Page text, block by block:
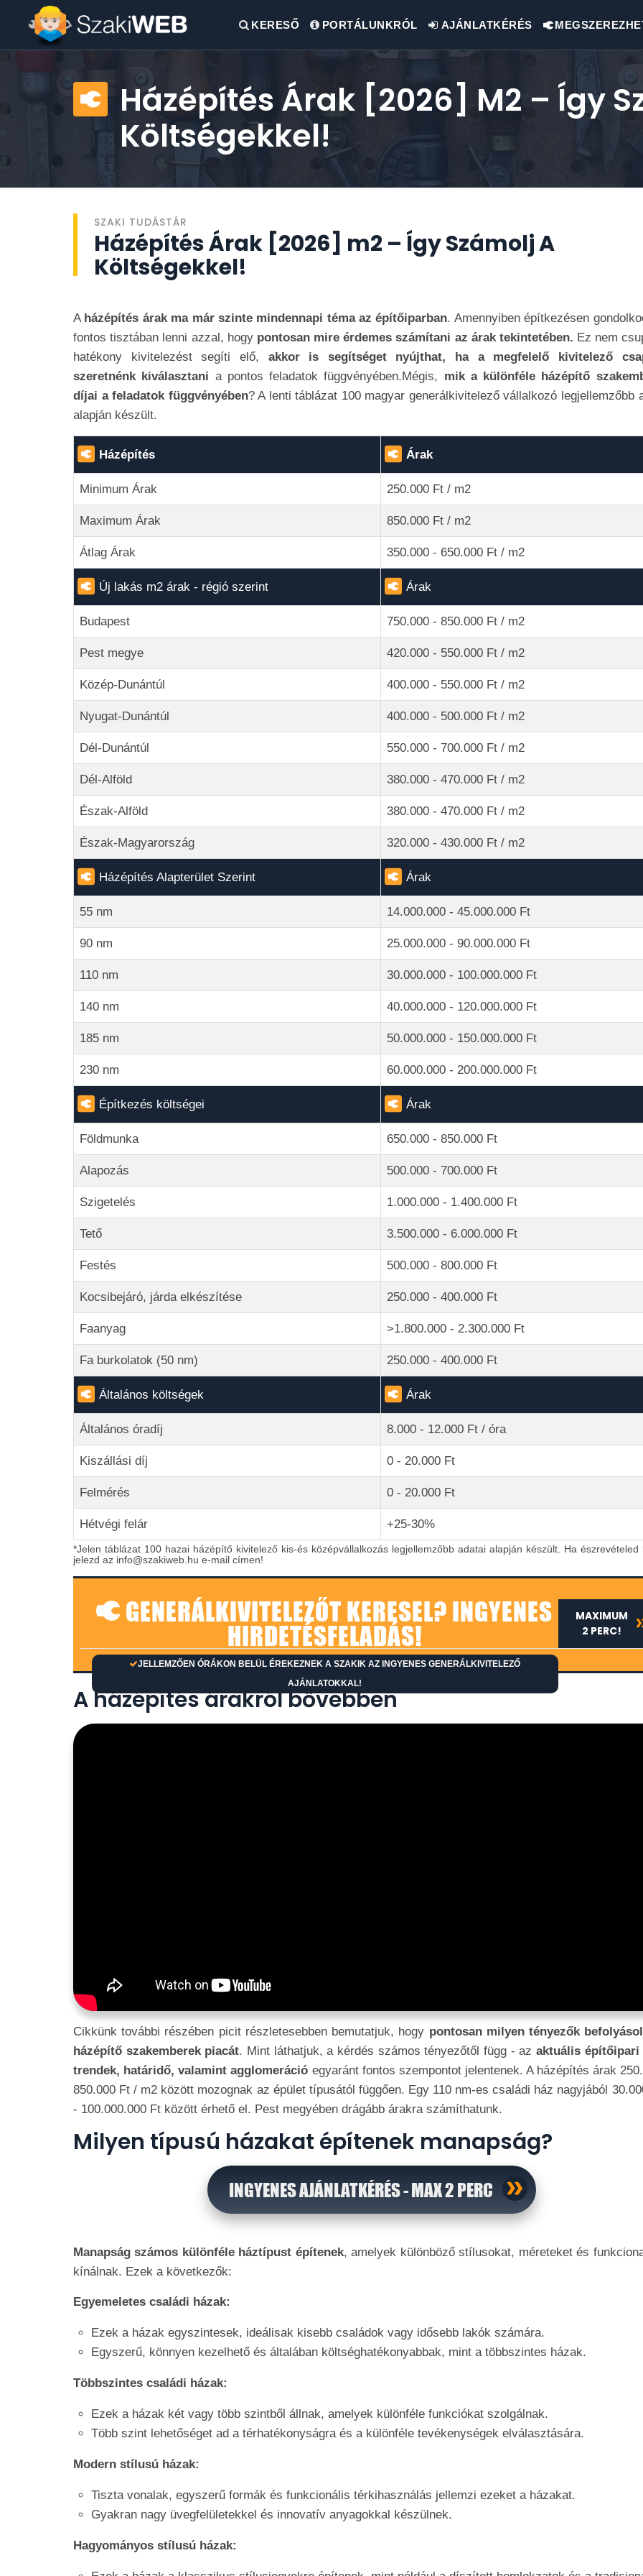
KERESŐ PORTÁLUNKRÓL AJÁNLATKÉRÉS
Házépítés Árak [2026] M2 – Így
Költségekkel!
SZAKI TUDÁSTÁR
Házépítés Árak [2026] m2 – Így Számolj A
Költségekkel!
A házépítés árak ma már szinte mindennapi téma az építőiparban. Amennyiben építkezésen
fontos tisztában lenni azzal, hogypontosan mire érdemes számítani az árak tekintetében. Ez nem
hatékony kivitelezést segíti elő, akkor is segítséget nyújthat, ha a megfelelő kivitelező
szeretnénk kiválasztani a pontos feladatok függvényében.Mégis, mik a különféle házépítő
díjai a feladatok függvényében? A lenti táblázat 100 magyar generálkivitelező vállalkozó legjellemzőbb
alapján készült.
Házépítés Árak
Minimum Árak 250.000 Ft / m2
Maximum Árak 850.000 Ft / m2
Átlag Árak 350.000 - 650.000 Ft / m2
Új lakás m2 árak - régió szerint Árak
Budapest 750.000 - 850.000 Ft / m2
Pest megye 420.000 - 550.000 Ft / m2
Közép-Dunántúl 400.000 - 550.000 Ft / m2
Nyugat-Dunántúl 400.000 - 500.000 Ft / m2
Dél-Dunántúl 550.000 - 700.000 Ft / m2
Dél-Alföld 380.000 - 470.000 Ft / m2
Észak-Alföld 380.000 - 470.000 Ft / m2
Észak-Magyarország 320.000 - 430.000 Ft / m2
Házépítés Alapterület Szerint Árak
55 nm 14.000.000 - 45.000.000 Ft
90 nm 25.000.000 - 90.000.000 Ft
110 nm 30.000.000 - 100.000.000 Ft
140 nm 40.000.000 - 120.000.000 Ft
185 nm 50.000.000 - 150.000.000 Ft
230 nm 60.000.000 - 200.000.000 Ft
Építkezés költségei Árak
Földmunka 650.000 - 850.000 Ft
Alapozás 500.000 - 700.000 Ft
Szigetelés 1.000.000 - 1.400.000 Ft
Tető 3.500.000 - 6.000.000 Ft
Festés 500.000 - 800.000 Ft
Kocsibejáró, járda elkészítése 250.000 - 400.000 Ft
Faanyag >1.800.000 - 2.300.000 Ft
Fa burkolatok (50 nm) 250.000 - 400.000 Ft
Általános költségek Árak
Általános óradíj 8.000 - 12.000 Ft / óra
Kiszállási díj 0 - 20.000 Ft
Felmérés 0 - 20.000 Ft
Hétvégi felár +25-30%
*Jelen táblázat 100 hazai házépítő kivitelező kis-és középvállalkozás legjellemzőbb adatai alapján készült. Ha észrevételed
jelezd az info@szakiweb.hu e-mail címen!
GENERÁLKIVITELEZŐT KERESEL? INGYENES
HIRDETÉSFELADÁS!
JELLEMZŐEN ÓRÁKON BELÜL ÉREKEZNEK A SZAKIK AZ INGYENES GENERÁLKIVITELEZŐ
AJÁNLATOKKAL!
MAXIMUM
2 PERC!
A házépítés árakról bővebben
Cikkünk további részében picit részletesebben bemutatjuk, hogy pontosan milyen tényezők
házépítő szakemberek piacát. Mint láthatjuk, a kérdés számos tényezőtől függ - azaktuális építőipari
trendek, határidő, valamint agglomeráció egyaránt fontos szempontot jelentenek. A házépítés árak
850.000 Ft / m2 között mozognak az épület típusától függően. Egy 110 nm-es családi ház nagyjából
- 100.000.000 Ft között érhető el. Pest megyében drágább árakra számíthatunk.
Milyen típusú házakat építenek manapság?
INGYENES AJÁNLATKÉRÉS - MAX 2 PERC
Manapság számos különféle háztípust építenek, amelyek különböző stílusokat, méreteket és
kínálnak. Ezek a következők:
Egyemeletes családi házak:
Ezek a házak egyszintesek, ideálisak kisebb családok vagy idősebb lakók számára.
Egyszerű, könnyen kezelhető és általában költséghatékonyabbak, mint a többszintes házak.
Többszintes családi házak:
Ezek a házak két vagy több szintből állnak, amelyek különféle funkciókat szolgálnak.
Több szint lehetőséget ad a térhatékonyságra és a különféle tevékenységek elválasztására.
Modern stílusú házak:
Tiszta vonalak, egyszerű formák és funkcionális térkihasználás jellemzi ezeket a házakat.
Gyakran nagy üvegfelületekkel és innovatív anyagokkal készülnek.
Hagyományos stílusú házak: